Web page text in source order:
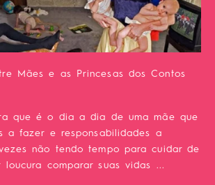
Mães e as Princesas dos Contos
que é o dia a dia de uma mãe que
a fazer e responsabilidades a
não tendo tempo para cuidar de
comparar suas vidas ...